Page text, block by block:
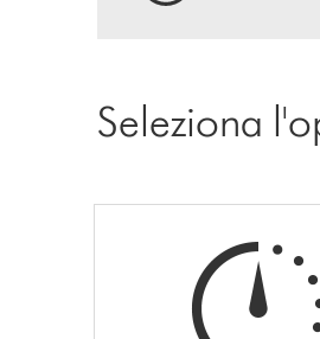
Seleziona